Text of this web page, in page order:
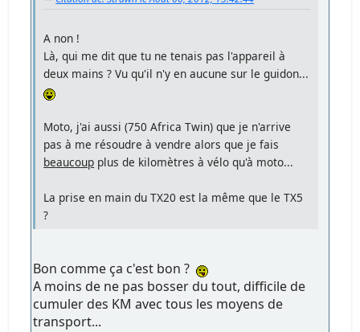
A non !
Là, qui me dit que tu ne tenais pas l'appareil à
deux mains ? Vu qu'il n'y en aucune sur le guidon...
Moto, j'ai aussi (750 Africa Twin) que je n'arrive
pas à me résoudre à vendre alors que je fais
beaucoup plus de kilomètres à vélo qu'à moto...
La prise en main du TX20 est la même que le TX5
?
Bon comme ça c'est bon ?
A moins de ne pas bosser du tout, difficile de
cumuler des KM avec tous les moyens de
transport...